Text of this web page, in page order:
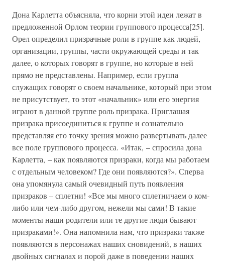
Дона Карлетта объясняла, что корни этой идеи лежат в
предложенной Орлом теории группового процесса[25].
Орел определил призрачные роли в группе как людей,
организации, группы, части окружающей среды и так
далее, о которых говорят в группе, но которые в ней
прямо не представлены. Например, если группа
служащих говорят о своем начальнике, который при этом
не присутствует, то этот «начальник» или его энергия
играют в данной группе роль призрака. Приглашая
призрака присоединиться к группе и сознательно
представляя его точку зрения можно развертывать далее
все поле группового процесса. «Итак, – спросила дона
Карлетта, – как появляются призраки, когда мы работаем
с отдельным человеком? Где они появляются?». Сперва
она упомянула самый очевидный путь появления
призраков – сплетни! «Все мы много сплетничаем о ком-
либо или чем-либо другом, нежели мы сами! В такие
моменты наши родители или те другие люди бывают
призраками!». Она напомнила нам, что призраки также
появляются в персонажах наших сновидений, в наших
двойных сигналах и порой даже в поведении наших